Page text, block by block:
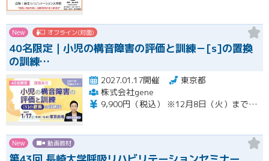
New オフライン(対面)
40名限定｜小児の構音障害の評価と訓練－[s]の置換
の訓練…
2027.01.17開催
東京都
株式会社gene
9,900円（税込） ※12月8日（火）までの限定価格※ 12月9日（水）以降のお申込みは13,200円（税込）となります。 当日会場にてお支払いください（現金のみ） 【キャンセルについて】 1月11日（月）午前8時以降のキャンセルは、キャンセル料（セミナー受講料全額）が発生いたします。
New 動画教材